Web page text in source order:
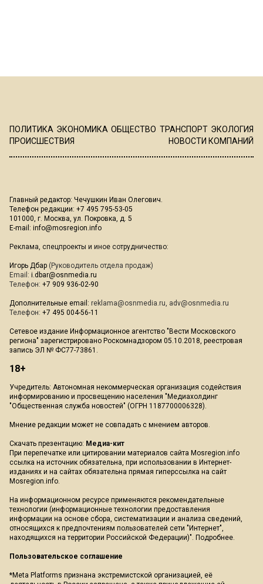
ПОЛИТИКА ЭКОНОМИКА ОБЩЕСТВО ТРАНСПОРТ ЭКОЛОГИЯ
ПРОИСШЕСТВИЯ
НОВОСТИ КОМПАНИЙ
Главный редактор: Чечушкин Иван Олегович.
Телефон редакции: +7 495 795-53-05
101000, г. Москва, ул. Покровка, д. 5
E-mail: info@mosregion.info
Реклама, спецпроекты и иное сотрудничество:
Игорь Дбар (Руководитель отдела продаж)
Email: i.dbar@osnmedia.ru
Телефон: +7 909 936-02-90
Дополнительные email: reklama@osnmedia.ru, adv@osnmedia.ru
Телефон: +7 495 004-56-11
Сетевое издание Информационное агентство "Вести Московского
региона" зарегистрировано Роскомнадзором 05.10.2018, реестровая
запись ЭЛ № ФС77-73861.
18+
Учредитель: Автономная некоммерческая организация содействия
информированию и просвещению населения "Медиахолдинг
"Общественная служба новостей" (ОГРН 1187700006328).
Мнение редакции может не совпадать с мнением авторов.
Скачать презентацию: Медиа-кит
При перепечатке или цитировании материалов сайта Mosregion.info
ссылка на источник обязательна, при использовании в Интернет-
изданиях и на сайтах обязательна прямая гиперссылка на сайт
Mosregion.info.
На информационном ресурсе применяются рекомендательные
технологии (информационные технологии предоставления
информации на основе сбора, систематизации и анализа сведений,
относящихся к предпочтениям пользователей сети "Интернет",
находящихся на территории Российской Федерации)". Подробнее.
Пользовательское соглашение
*Meta Platforms признана экстремистской организацией, её